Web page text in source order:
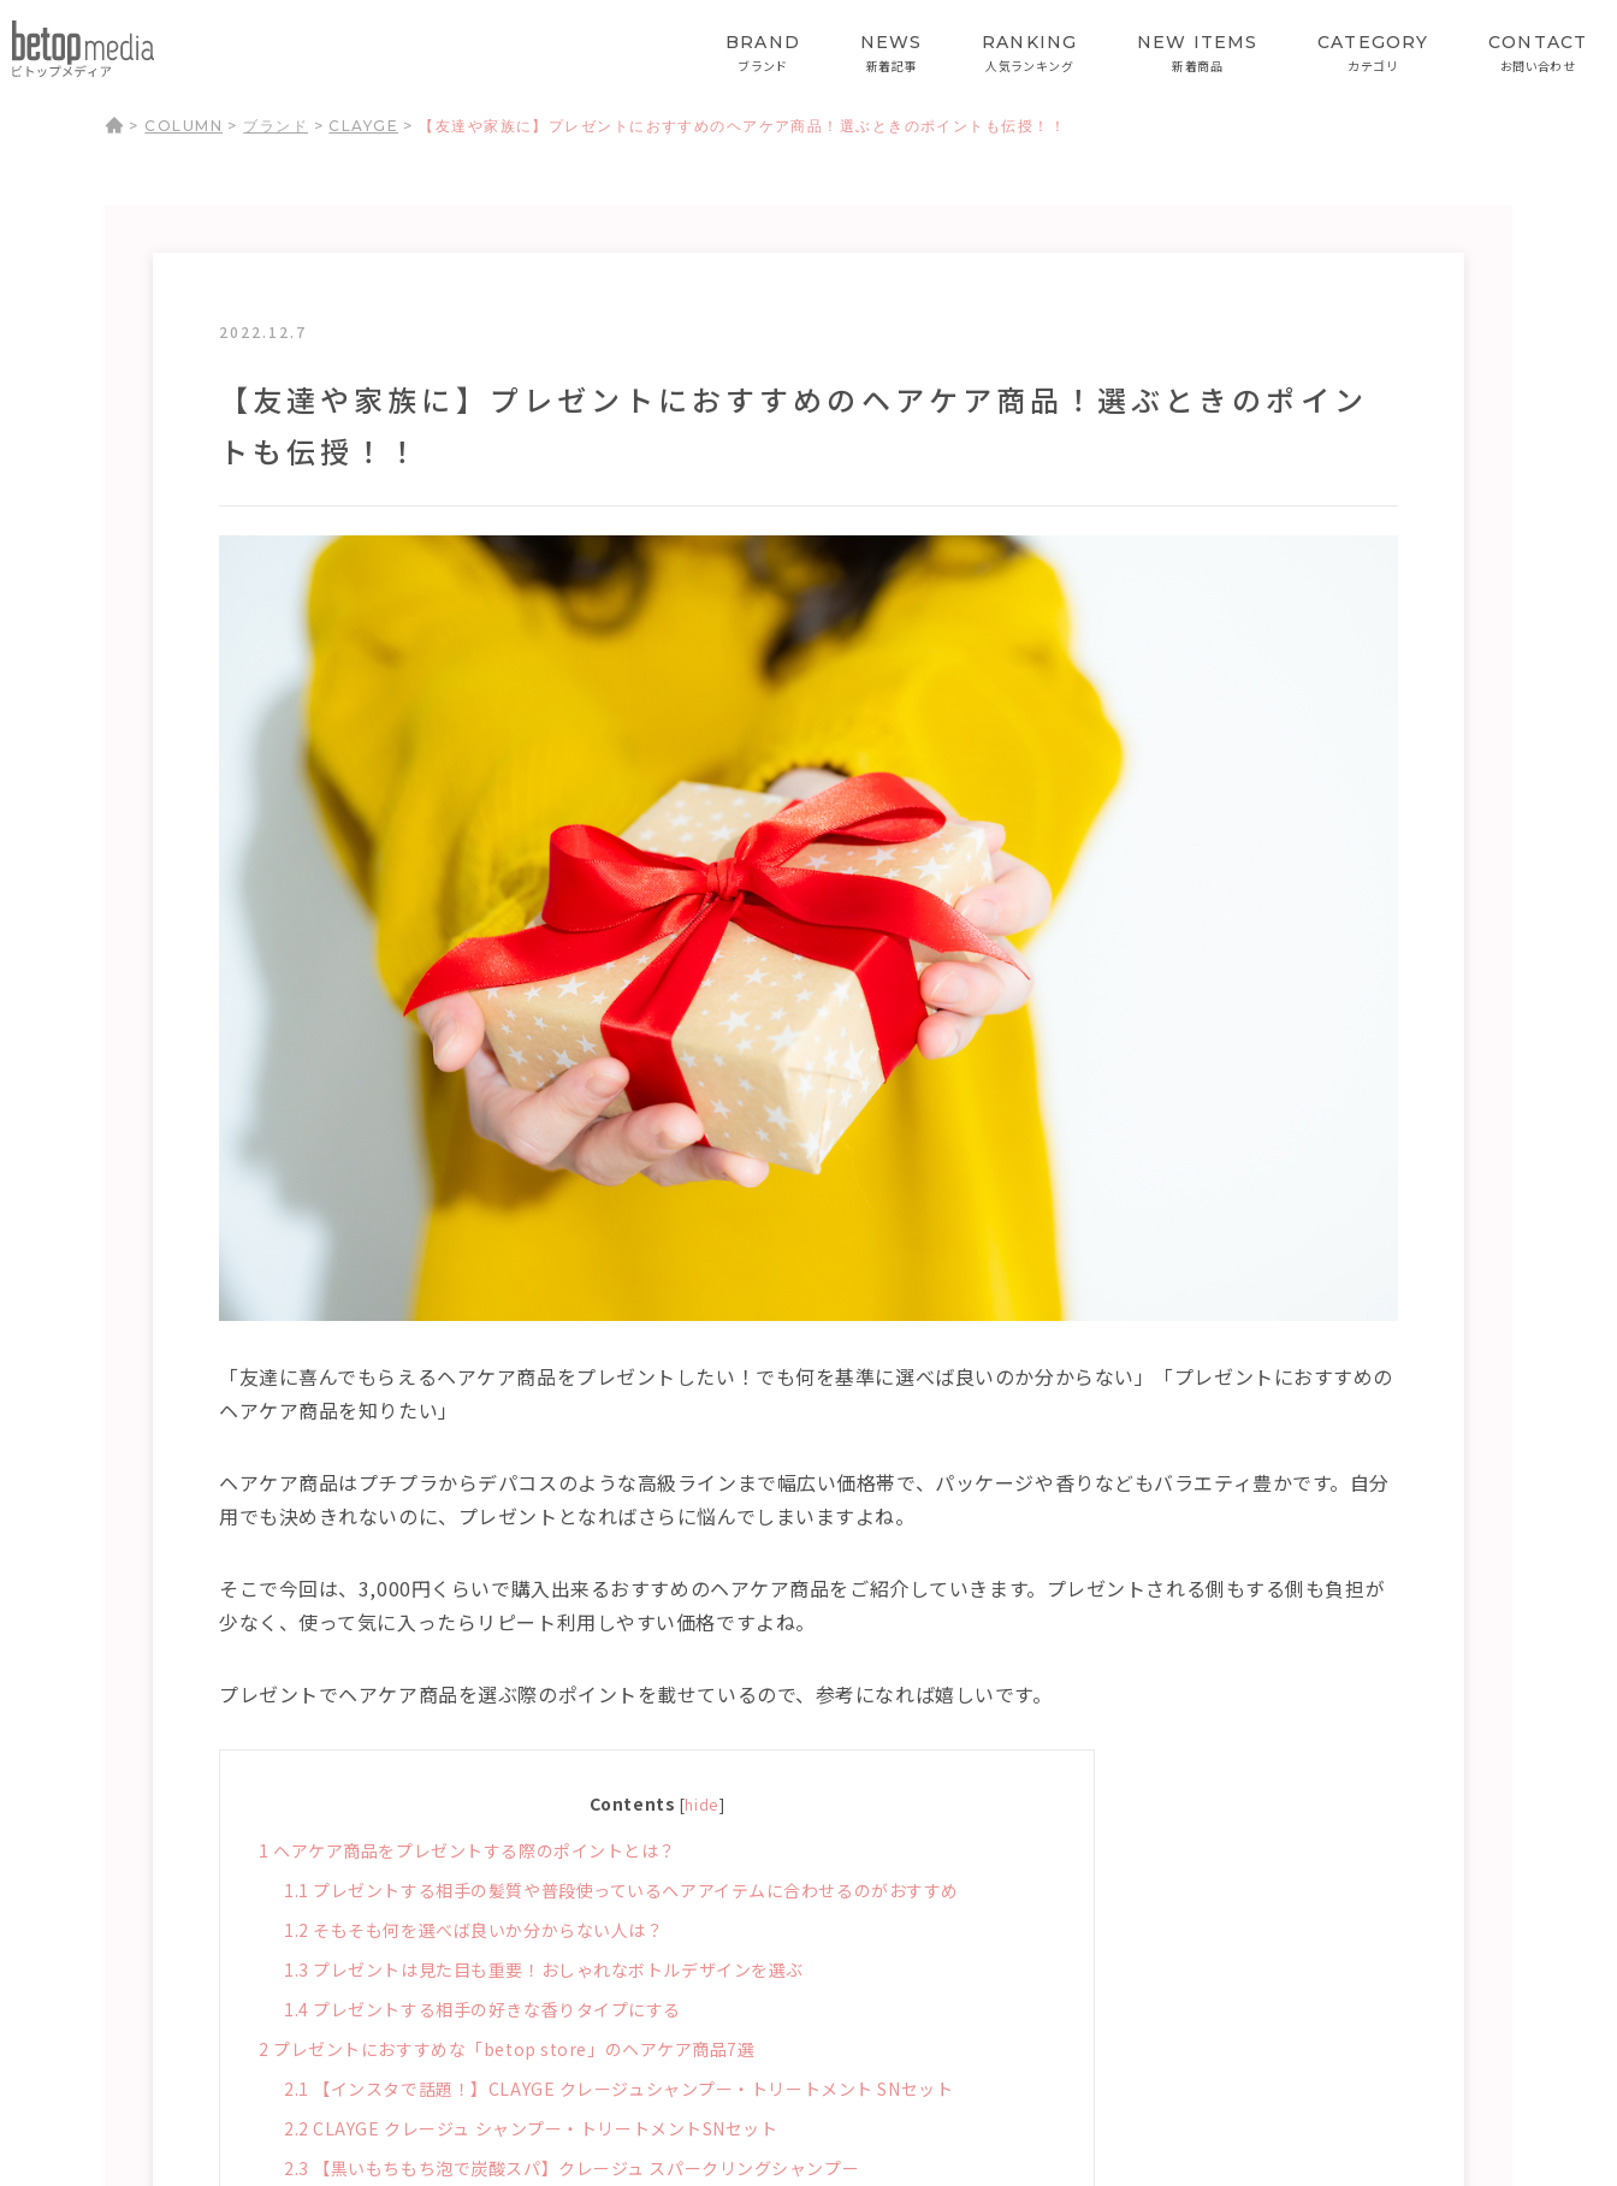
BRAND
ブランド
NEWS
新着記事
RANKING
人気ランキング
NEW ITEMS
新着商品
CATEGORY
カテゴリ
CONTACT
お問い合わせ
> COLUMN > ブランド > CLAYGE > 【友達や家族に】プレゼントにおすすめのヘアケア商品！選ぶときのポイントも伝授！！
2022.12.7
【友達や家族に】プレゼントにおすすめのヘアケア商品！選ぶときのポイン
トも伝授！！
「友達に喜んでもらえるヘアケア商品をプレゼントしたい！でも何を基準に選べば良いのか分からない」「プレゼントにおすすめの
ヘアケア商品を知りたい」
ヘアケア商品はプチプラからデパコスのような高級ラインまで幅広い価格帯で、パッケージや香りなどもバラエティ豊かです。自分
用でも決めきれないのに、プレゼントとなればさらに悩んでしまいますよね。
そこで今回は、3,000円くらいで購入出来るおすすめのヘアケア商品をご紹介していきます。プレゼントされる側もする側も負担が
少なく、使って気に入ったらリピート利用しやすい価格ですよね。
プレゼントでヘアケア商品を選ぶ際のポイントを載せているので、参考になれば嬉しいです。
Contents [hide]
1 ヘアケア商品をプレゼントする際のポイントとは？
1.1 プレゼントする相手の髪質や普段使っているヘアアイテムに合わせるのがおすすめ
1.2 そもそも何を選べば良いか分からない人は？
1.3 プレゼントは見た目も重要！おしゃれなボトルデザインを選ぶ
1.4 プレゼントする相手の好きな香りタイプにする
2 プレゼントにおすすめな「betop store」のヘアケア商品7選
2.1 【インスタで話題！】CLAYGE クレージュシャンプー・トリートメント SNセット
2.2 CLAYGE クレージュ シャンプー・トリートメントSNセット
2.3 【黒いもちもち泡で炭酸スパ】クレージュ スパークリングシャンプー